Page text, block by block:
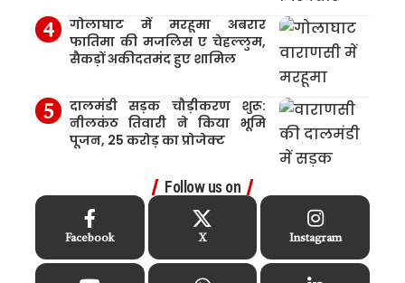
गोलाघाट में मरहूमा अबरार
फातिमा की मजलिस ए चेहल्लुम,
सैकड़ों अकीदतमंद हुए शामिल
दालमंडी सड़क चौड़ीकरण शुरू:
नीलकंठ तिवारी ने किया भूमि
पूजन, 25 करोड़ का प्रोजेक्ट
Follow us on
Facebook X Instagram